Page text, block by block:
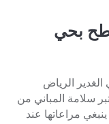
بحي
الرياض
تعتبر سلامة المباني من
مراعاتها عند